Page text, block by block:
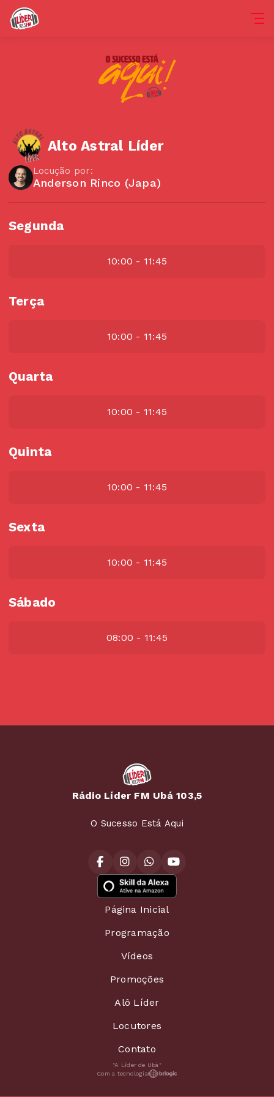
Alto Astral Líder
Locução por:
Anderson Rinco (Japa)
Segunda
10:00 - 11:45
Terça
10:00 - 11:45
Quarta
10:00 - 11:45
Quinta
10:00 - 11:45
Sexta
10:00 - 11:45
Sábado
08:00 - 11:45
Rádio Líder FM Ubá 103,5
O Sucesso Está Aqui
Página Inicial
Programação
Vídeos
Promoções
Alô Líder
Locutores
Contato
"A Líder de Ubá"
Com a tecnologia